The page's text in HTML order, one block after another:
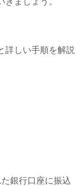
詳しい手順を解説
銀行口座に振込